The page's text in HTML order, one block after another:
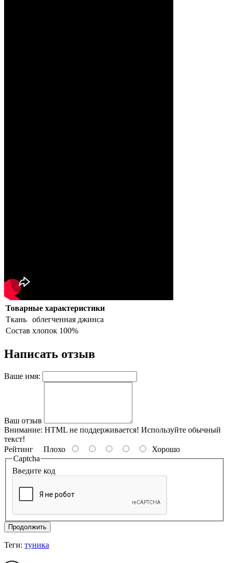
Товарные характеристики
Ткань
облегченная джинса
Состав хлопок 100%
Написать отзыв
Ваше имя:
Ваш отзыв
Внимание: HTML не поддерживается! Используйте обычный
текст!
Рейтинг Плохо
Хорошо
Captcha
Введите код
Продолжить
Теги: туника